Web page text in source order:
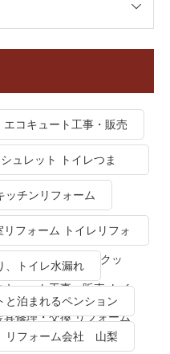
エコキュート工事・販売
ュレット トイレつま
ッチンリフォーム
フォーム トイレリフォ
化リフォーム ＩＨクッ
ュート工事・販売 トイ
修理・交換 リフォーム
ブ
、トイレ水漏れ
と泊まれるペンション
リフォーム会社 山梨